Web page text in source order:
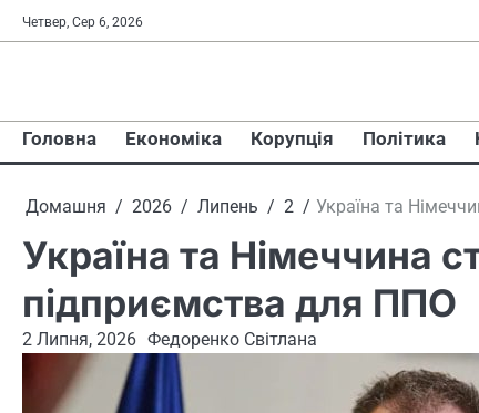
Перейти
до
Четвер, Сер 6, 2026
Головна Економіка Корупція Політика
Домашня 2026 Липень 2 Україна та
Україна та Німеччина
підприємства для ППО
2 Липня, 2026 Федоренко Світлана